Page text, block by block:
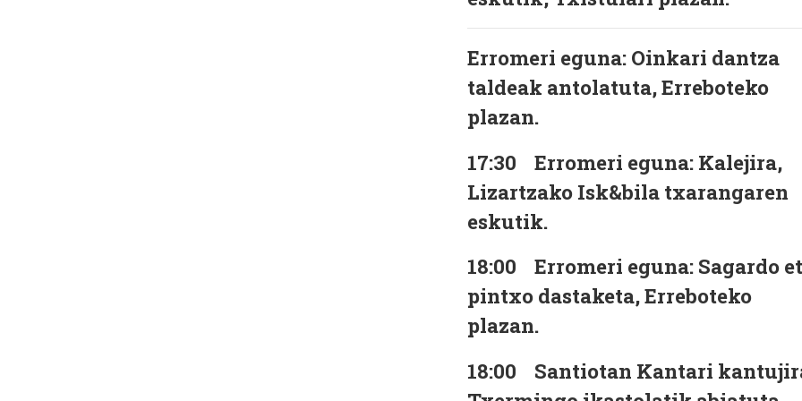
Erromeri eguna: Oinkari dantza
taldeak antolatuta, Erreboteko
plazan.
17:30
Erromeri eguna: Kalejira,
Lizartzako Isk&bila txarangaren
eskutik.
18:00 Erromeri eguna: Sagardo
pintxo dastaketa, Erreboteko
plazan.
18:00 Santiotan Kantari